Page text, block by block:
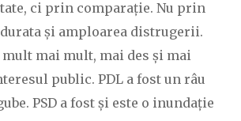
ci prin comparație. Nu prin
și amploarea distrugerii.
mult mai mult, mai des și mai
public. PDL a fost un râu
PSD a fost și este o inundație